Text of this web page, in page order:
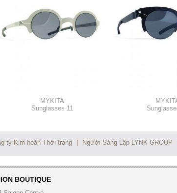
MYKITA
Sunglasses 11
ty Kim hoàn Thời trang Người Sáng Lập LYNK GROUP
BOUTIQUE